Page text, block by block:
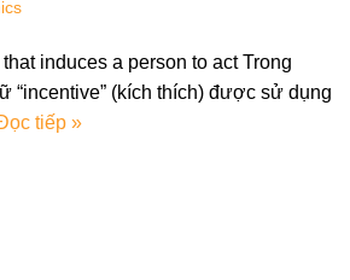
induces a person to act Trong
“incentive” (kích thích) được sử dụng
tiếp »